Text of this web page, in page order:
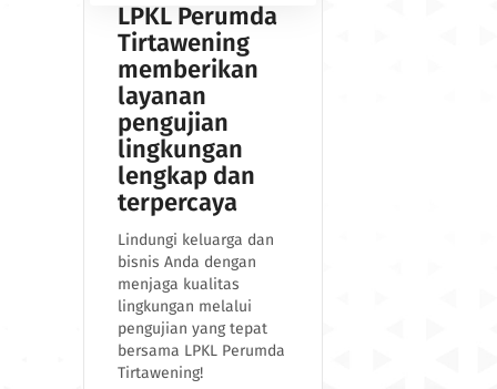
LPKL Perumda
Tirtawening
memberikan
layanan
pengujian
lingkungan
lengkap dan
terpercaya
Lindungi keluarga dan
bisnis Anda dengan
menjaga kualitas
lingkungan melalui
pengujian yang tepat
bersama LPKL Perumda
Tirtawening!